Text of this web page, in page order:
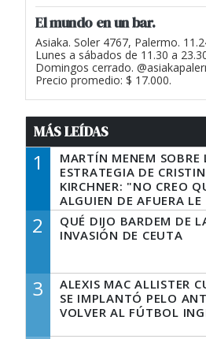
El mundo en un bar.
Asiaka. Soler 4767, Palermo.
Lunes a sábados de 11.30 a
Domingos cerrado.
Precio promedio: $ 17.000.
MÁS LEÍDAS
1
MARTÍN MENEM SOBRE
ESTRATEGIA DE
KIRCHNER: "NO CREO
ALGUIEN DE AFUERA LE
DECIR A LA JUSTICIA LO
TIENE QUE HACER"
2
QUÉ DIJO BARDEM DE
INVASIÓN DE CEUTA
3
ALEXIS MAC ALLISTER
SE IMPLANTÓ PELO
VOLVER AL FÚTBOL